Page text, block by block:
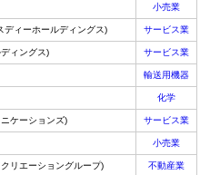
小売業
ィーホールディングス) サービス業
ィングス) サービス業
輸送用機器
化学
ケーションズ) サービス業
小売業
リエーショングループ) 不動産業